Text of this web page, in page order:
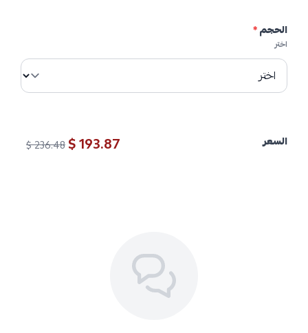
الحجم*
اختر
السعر 193.87 $
236.48 $